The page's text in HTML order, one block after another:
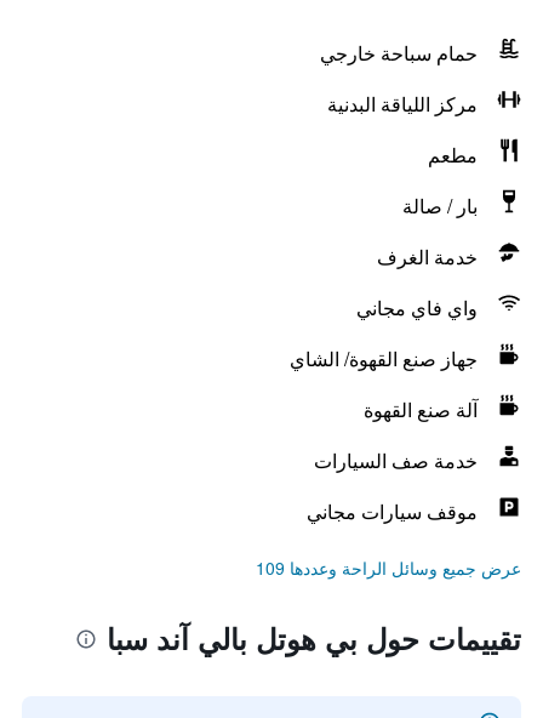
حمام سباحة خارجي
مركز اللياقة البدنية
مطعم
بار / صالة
خدمة الغرف
واي فاي مجاني
جهاز صنع القهوة/ الشاي
آلة صنع القهوة
خدمة صف السيارات
موقف سيارات مجاني
عرض جميع وسائل الراحة وعددها 109
تقييمات حول بي هوتل بالي آند سبا